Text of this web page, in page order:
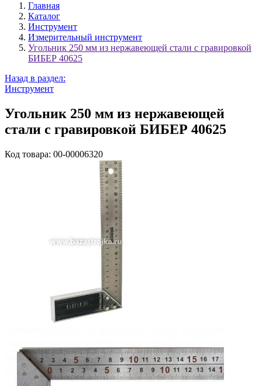
Главная
Каталог
Инструмент
Измерительный инструмент
Угольник 250 мм из нержавеющей стали с гравировкой
БИБЕР 40625
Назад в раздел:
Инструмент
Угольник 250 мм из нержавеющей
стали с гравировкой БИБЕР 40625
Код товара: 00-00006320